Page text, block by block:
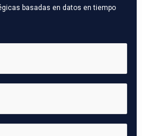
basadas en datos en tiempo